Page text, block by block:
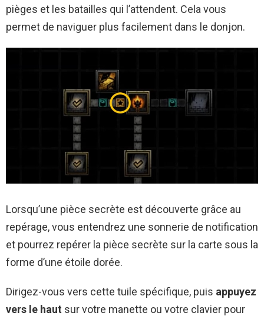
pièges et les batailles qui l’attendent. Cela vous
permet de naviguer plus facilement dans le donjon.
Lorsqu’une pièce secrète est découverte grâce au
repérage, vous entendrez une sonnerie de notification
et pourrez repérer la pièce secrète sur la carte sous la
forme d’une étoile dorée.
Dirigez-vous vers cette tuile spécifique, puis appuyez
vers le haut sur votre manette ou votre clavier pour